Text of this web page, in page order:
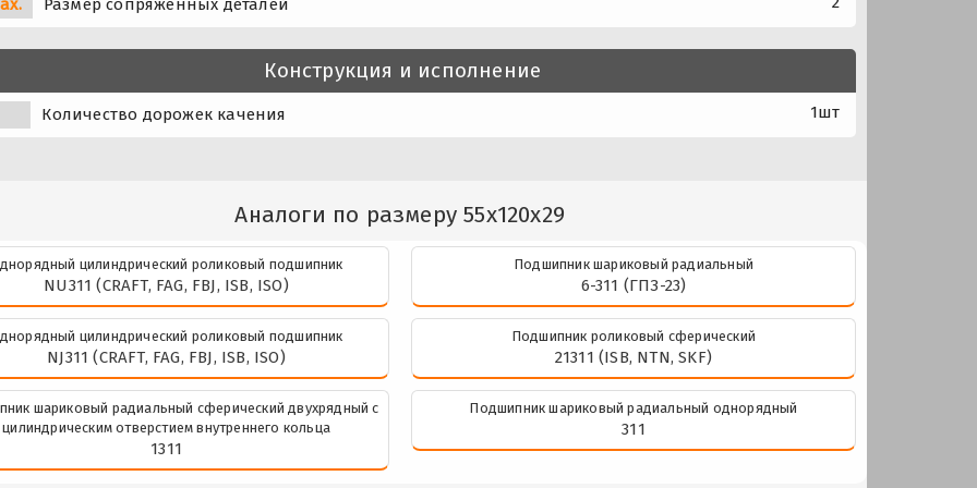
Размер сопряженных деталей
Конструкция и исполнение
Количество дорожек качения 1шт
Аналоги по размеру 55x120x29
цилиндрический роликовый подшипник
NU311 (CRAFT, FAG, FBJ, ISB, ISO)
Подшипник шариковый радиальный
6-311 (ГПЗ-23)
цилиндрический роликовый подшипник
NJ311 (CRAFT, FAG, FBJ, ISB, ISO)
Подшипник роликовый сферический
21311 (ISB, NTN, SKF)
шариковый радиальный сферический двухрядный с
цилиндрическим отверстием внутреннего кольца
1311
Подшипник шариковый радиальный однорядный
311